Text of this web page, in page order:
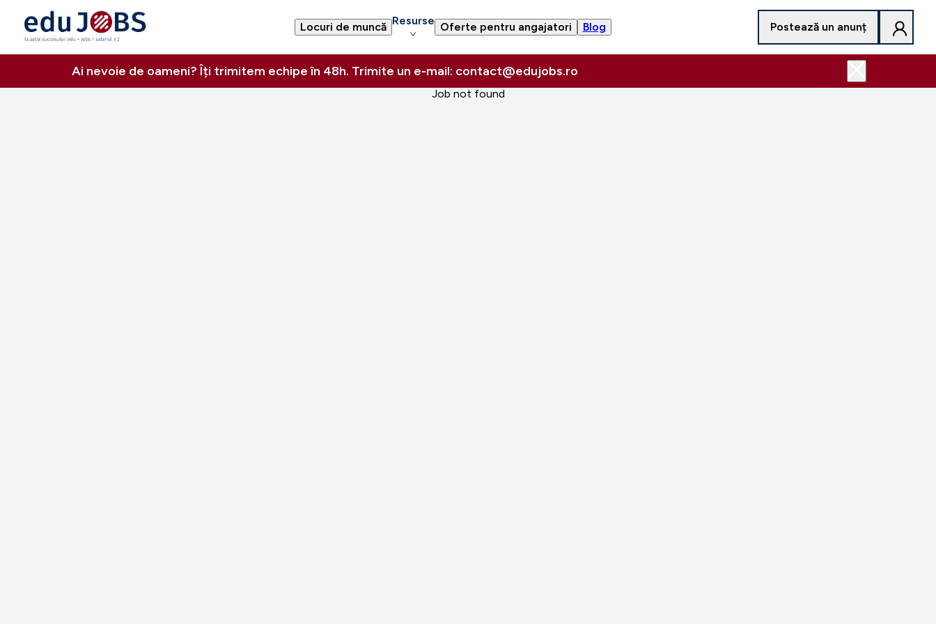
Locuri de muncă Resurse Oferte pentru angajatori Blog Postează un anunț
Ai nevoie de oameni? Îți trimitem echipe în 48h. Trimite un e-mail: contact@edujobs.ro
Job not found